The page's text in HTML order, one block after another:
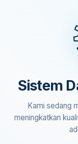
Sistem
Kami sedang
meningkatkan